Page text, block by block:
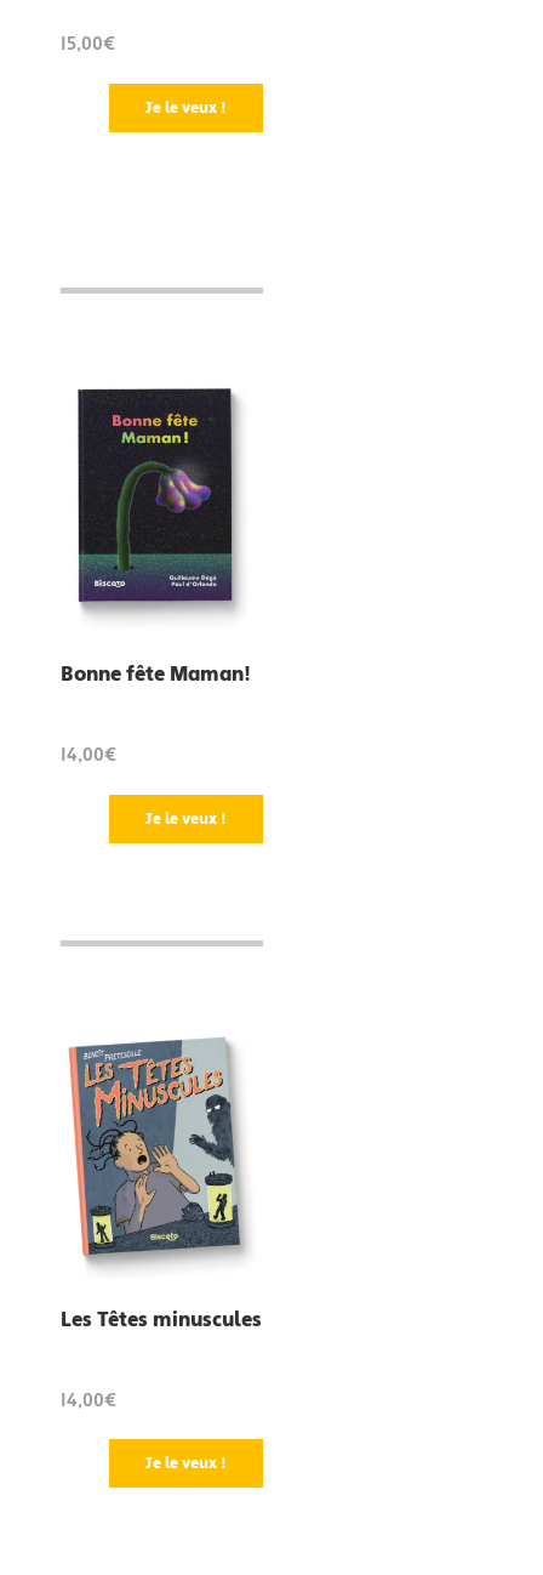
15,00€
Je le veux !
Bonne fête Maman!
14,00€
Je le veux !
Les Têtes minuscules
14,00€
Je le veux !